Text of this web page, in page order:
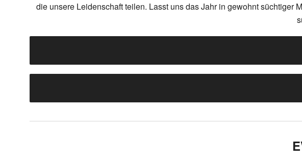
die unsere Leidenschaft teilen. Lasst uns das Jahr in gewohnt süchtiger